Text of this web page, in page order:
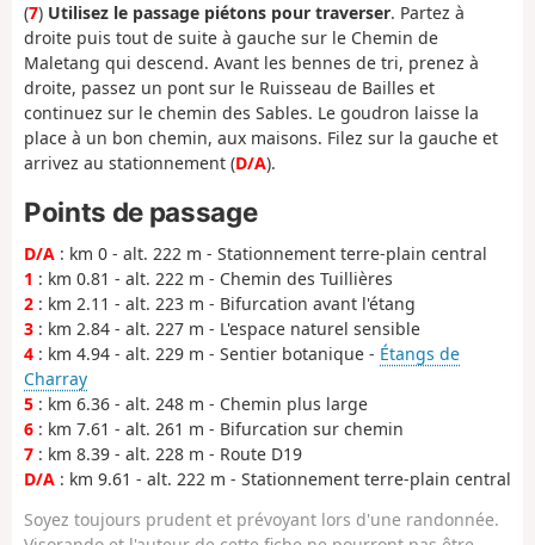
(7) Utilisez le passage piétons pour traverser. Partez à
droite puis tout de suite à gauche sur le Chemin de
Maletang qui descend. Avant les bennes de tri, prenez à
droite, passez un pont sur le Ruisseau de Bailles et
continuez sur le chemin des Sables. Le goudron laisse la
place à un bon chemin, aux maisons. Filez sur la gauche et
arrivez au stationnement (D/A).
Points de passage
D/A : km 0 - alt. 222 m - Stationnement terre-plain central
1 : km 0.81 - alt. 222 m - Chemin des Tuillières
2 : km 2.11 - alt. 223 m - Bifurcation avant l'étang
3 : km 2.84 - alt. 227 m - L'espace naturel sensible
4 : km 4.94 - alt. 229 m - Sentier botanique - Étangs de
Charray
5 : km 6.36 - alt. 248 m - Chemin plus large
6 : km 7.61 - alt. 261 m - Bifurcation sur chemin
7 : km 8.39 - alt. 228 m - Route D19
D/A : km 9.61 - alt. 222 m - Stationnement terre-plain central
Soyez toujours prudent et prévoyant lors d'une randonnée.